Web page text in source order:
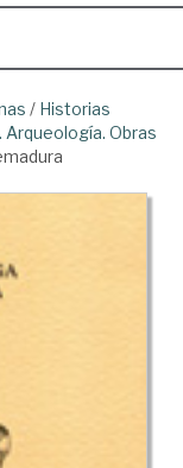
/ Historias
Obras